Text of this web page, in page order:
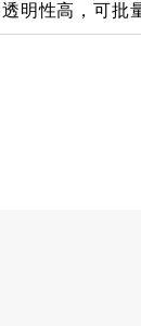
明性高，可批